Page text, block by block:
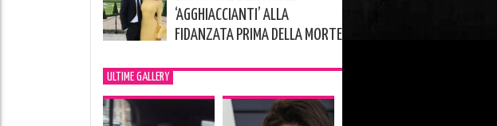
‘AGGHIACCIANTI’ ALLA
FIDANZATA PRIMA DELLA MORTE
ULTIME GALLERY